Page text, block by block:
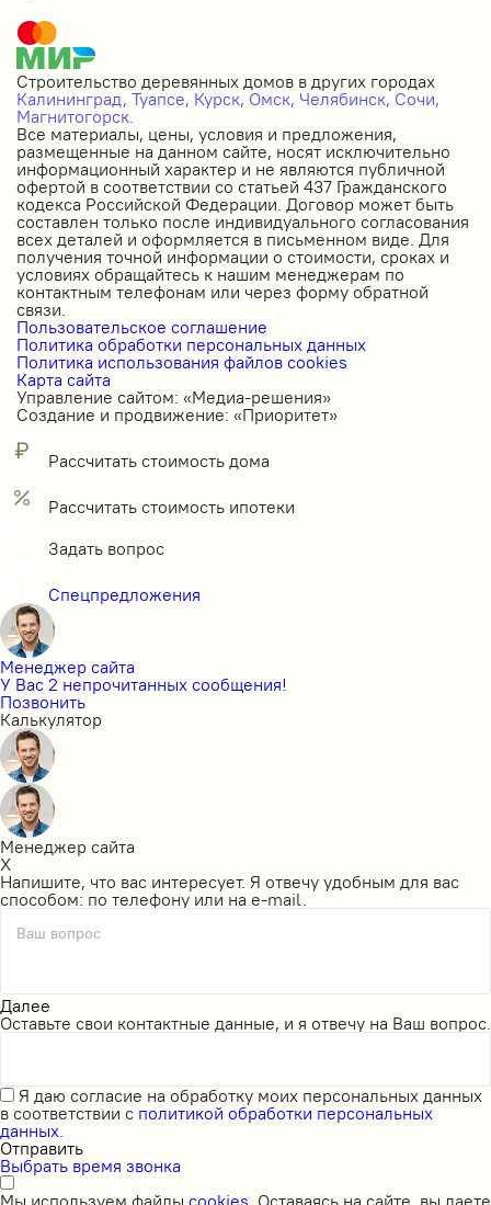
Строительство деревянных домов в других городах
Калининград, Туапсе, Курск, Омск, Челябинск, Сочи,
Магнитогорск.
Все материалы, цены, условия и предложения,
размещенные на данном сайте, носят исключительно
информационный характер и не являются публичной
офертой в соответствии со статьей 437 Гражданского
кодекса Российской Федерации. Договор может быть
составлен только после индивидуального согласования
всех деталей и оформляется в письменном виде. Для
получения точной информации о стоимости, сроках и
условиях обращайтесь к нашим менеджерам по
контактным телефонам или через форму обратной
связи.
Пользовательское соглашение
Политика обработки персональных данных
Политика использования файлов cookies
Карта сайта
Управление сайтом: «Медиа-решения»
Создание и продвижение: «Приоритет»
Рассчитать стоимость дома
Рассчитать стоимость ипотеки
Задать вопрос
Спецпредложения
Менеджер сайта
У Вас 2 непрочитанных сообщения!
Позвонить
Калькулятор
Менеджер сайта
X
Напишите, что вас интересует. Я отвечу удобным для вас
способом: по телефону или на e-mail.
Ваш вопрос
Далее
Оставьте свои контактные данные, и я отвечу на Ваш вопрос.
Я даю согласие на обработку моих персональных данных
в соответствии с политикой обработки персональных
данных.
Отправить
Выбрать время звонка
Мы используем файлы cookies . Оставаясь на сайте, вы даете